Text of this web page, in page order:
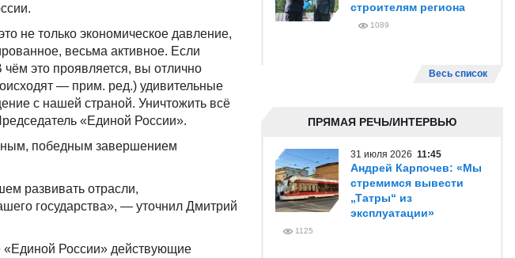
не только экономическое давление,
весьма активное. Если
это проявляется, вы отлично
— прим. ред.) удивительные
с нашей страной. Уничтожить всё
«Единой России».
победным завершением
развивать отрасли,
государства», — уточнил Дмитрий
России» действующие
строителям региона
1089
Весь список
ПРЯМАЯ РЕЧЬ/ИНТЕРВЬЮ
31 июля 2026 11:45
Андрей Карпочев: «Мы
стремимся вывести
„Татры“ из
эксплуатации»
1125